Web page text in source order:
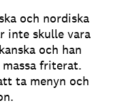
och nordiska
inte skulle vara
och han
friterat.
ta menyn och